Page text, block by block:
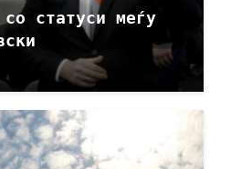
статуси меѓу